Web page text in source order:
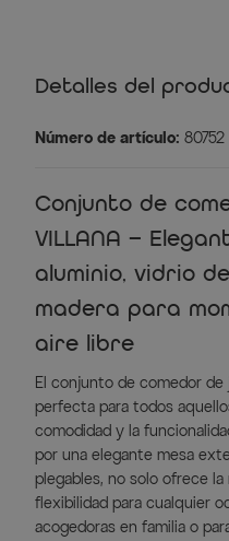
Detalles del
Número de artículo: 80752
Conjunto de
VILLANA –
aluminio, vidrio
madera para
aire libre
El conjunto de comedor
perfecta para todos
comodidad y la
por una elegante mesa
plegables, no solo ofrece
flexibilidad para cualquier
acogedoras en familia o